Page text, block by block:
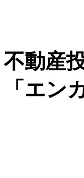
不動産
「エン